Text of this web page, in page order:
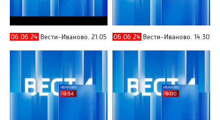
06.06.24 Вести-Иваново. 21:05 06.06.24 Вести-Иваново. 14:30